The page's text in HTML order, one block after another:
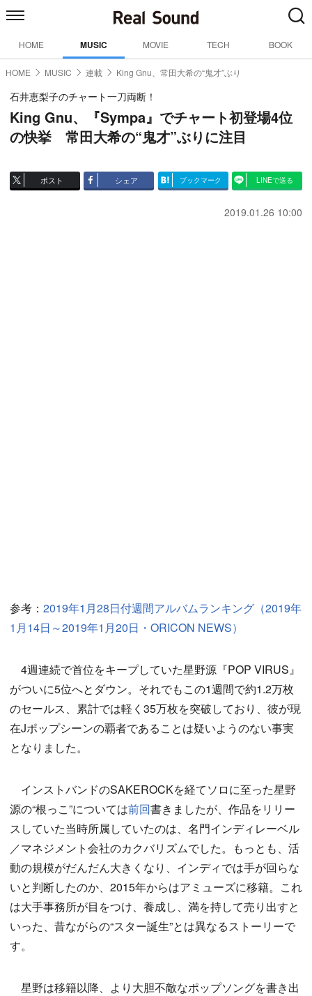
HOME MUSIC MOVIE TECH BOOK
HOME MUSIC 連載 King Gnu、常田大希の“鬼才”ぶり
石井恵梨子のチャート一刀両断！
King Gnu、『Sympa』でチャート初登場4位
の快挙 常田大希の“鬼才”ぶりに注目
ポスト シェア ブックマーク LINEで送る
2019.01.26 10:00
参考： 2019年1月28日付週間アルバムランキング（2019年
1月14日～2019年1月20日・ORICON NEWS）
4週連続で首位をキープしていた星野源『POP VIRUS』
がついに5位へとダウン。それでもこの1週間で約1.2万枚
のセールス、累計では軽く35万枚を突破しており、彼が現
在Jポップシーンの覇者であることは疑いようのない事実
となりました。
インストバンドのSAKEROCKを経てソロに至った星野
源の“根っこ”については前回書きましたが、作品をリリー
スしていた当時所属していたのは、名門インディレーベル
／マネジメント会社のカクバリズムでした。もっとも、活
動の規模がだんだん大きくなり、インディでは手が回らな
いと判断したのか、2015年からはアミューズに移籍。これ
は大手事務所が目をつけ、養成し、満を持して売り出すと
いった、昔ながらの“スター誕生”とは異なるストーリーで
す。
星野は移籍以降、より大胆不敵なポップソングを書き出